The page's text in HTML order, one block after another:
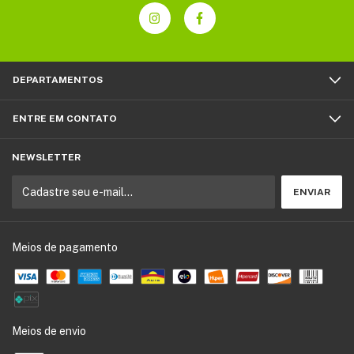
DEPARTAMENTOS
ENTRE EM CONTATO
NEWSLETTER
Meios de pagamento
Meios de envio